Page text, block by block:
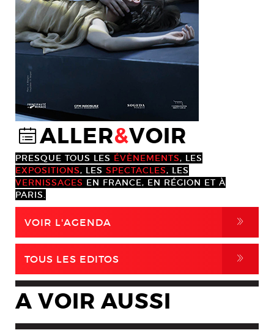
@ALLER&VOIR
PRESQUE TOUS LES ÉVÈNEMENTS, LES
EXPOSITIONS, LES SPECTACLES, LES
VERNISSAGES EN FRANCE, EN RÉGION ET À
PARIS.
VOIR L'AGENDA ,
TOUS LES EDITOS ,
A VOIR AUSSI